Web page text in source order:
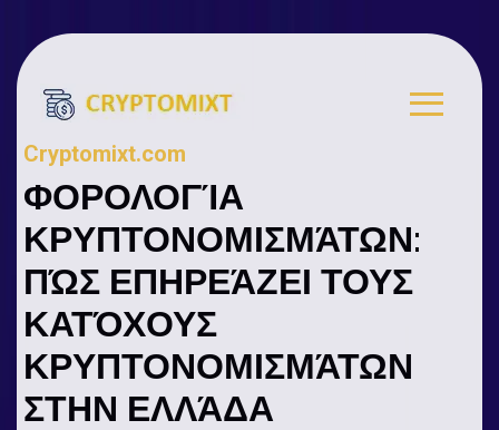
Cryptomixt.com
ΦΟΡΟΛΟΓΊΑ
ΚΡΥΠΤΟΝΟΜΙΣΜΆΤΩΝ:
ΠΏΣ ΕΠΗΡΕΆΖΕΙ ΤΟΥΣ
ΚΑΤΌΧΟΥΣ
ΚΡΥΠΤΟΝΟΜΙΣΜΆΤΩΝ
ΣΤΗΝ ΕΛΛΆΔΑ